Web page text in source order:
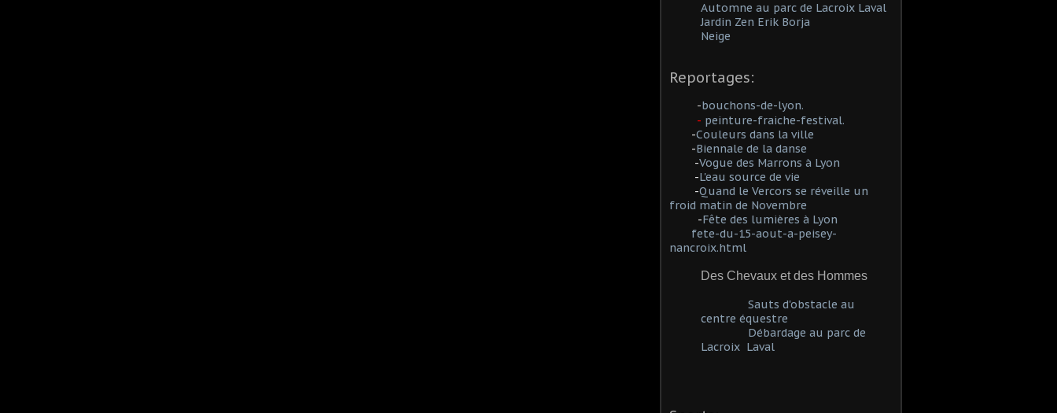
Automne au parc de Lacroix Laval
Jardin Zen Erik Borja
Neige
Reportages:
-bouchons-de-lyon.
- peinture-fraiche-festival.
-Couleurs dans la ville
-Biennale de la danse
-Vogue des Marrons à Lyon
-L'eau source de vie
-Quand le Vercors se réveille un
froid matin de Novembre
-Fête des lumières à Lyon
fete-du-15-aout-a-peisey-
nancroix.html
Des Chevaux et des Hommes
Sauts d'obstacle au
centre équestre
Débardage au parc de
Lacroix Laval